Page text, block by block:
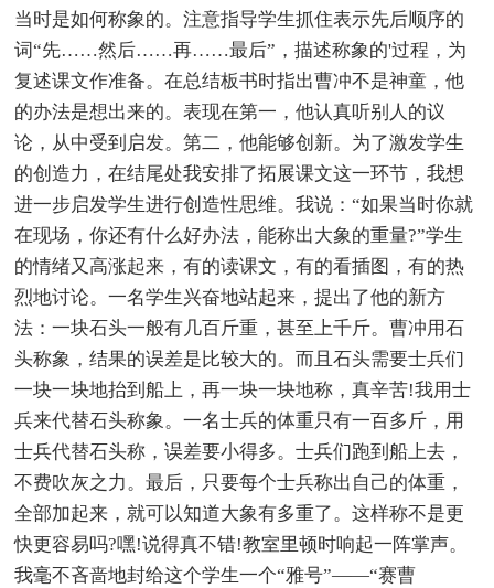
当时是如何称象的。注意指导学生抓住表示先后顺序的
词“先……然后……再……最后”，描述称象的'过程，为
复述课文作准备。在总结板书时指出曹冲不是神童，他
的办法是想出来的。表现在第一，他认真听别人的议
论，从中受到启发。第二，他能够创新。为了激发学生
的创造力，在结尾处我安排了拓展课文这一环节，我想
进一步启发学生进行创造性思维。我说：“如果当时你就
在现场，你还有什么好办法，能称出大象的重量?”学生
的情绪又高涨起来，有的读课文，有的看插图，有的热
烈地讨论。一名学生兴奋地站起来，提出了他的新方
法：一块石头一般有几百斤重，甚至上千斤。曹冲用石
头称象，结果的误差是比较大的。而且石头需要士兵们
一块一块地抬到船上，再一块一块地称，真辛苦!我用士
兵来代替石头称象。一名士兵的体重只有一百多斤，用
士兵代替石头称，误差要小得多。士兵们跑到船上去，
不费吹灰之力。最后，只要每个士兵称出自己的体重，
全部加起来，就可以知道大象有多重了。这样称不是更
快更容易吗?嘿!说得真不错!教室里顿时响起一阵掌声。
我毫不吝啬地封给这个学生一个“雅号”——“赛曹